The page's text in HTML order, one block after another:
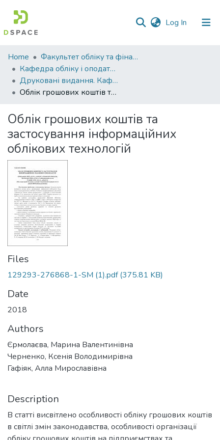
Log In (current)
Communities
&
Collections
All of DSpace
Statistics
Home
Факультет обліку та фінансів
Кафедра обліку і оподаткування
Друковані видання. Кафедра обліку і оподаткування
Облік грошових коштів та застосування інформаційних облікових технологій
Облік грошових коштів та
застосування інформаційних
облікових технологій
Files
129293-276868-1-SM (1).pdf(375.81 KB)
Date
2018
Authors
Єрмолаєва, Марина Валентинівна
Черненко, Ксенія Володимирівна
Гафіяк, Алла Мирославівна
Description
В статті висвітлено особливості обліку грошових коштів
в світлі змін законодавства, особливості організації